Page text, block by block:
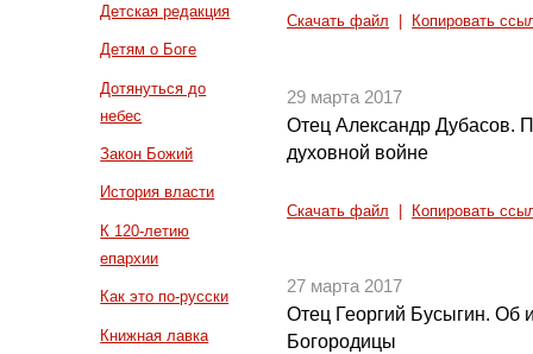
Детская редакция
Детям о Боге
Дотянуться до
небес
Закон Божий
История власти
К 120-летию
епархии
Как это по-русски
Книжная лавка
Скачать файл Копировать
29 марта 2017
Отец Александр Дубасов.
духовной войне
Скачать файл Копировать
27 марта 2017
Отец Георгий Бусыгин. Об
Богородицы